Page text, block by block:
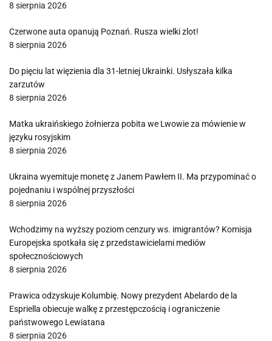
8 sierpnia 2026
Czerwone auta opanują Poznań. Rusza wielki zlot!
8 sierpnia 2026
Do pięciu lat więzienia dla 31-letniej Ukrainki. Usłyszała kilka
zarzutów
8 sierpnia 2026
Matka ukraińskiego żołnierza pobita we Lwowie za mówienie w
języku rosyjskim
8 sierpnia 2026
Ukraina wyemituje monetę z Janem Pawłem II. Ma przypominać o
pojednaniu i wspólnej przyszłości
8 sierpnia 2026
Wchodzimy na wyższy poziom cenzury ws. imigrantów? Komisja
Europejska spotkała się z przedstawicielami mediów
społecznościowych
8 sierpnia 2026
Prawica odzyskuje Kolumbię. Nowy prezydent Abelardo de la
Espriella obiecuje walkę z przestępczością i ograniczenie
państwowego Lewiatana
8 sierpnia 2026